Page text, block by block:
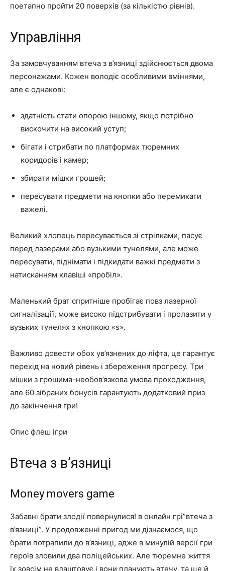
поетапно пройти 20 поверхів (за кількістю рівнів).
Управління
За замовчуванням втеча з в’язниці здійснюється двома
персонажами. Кожен володіє особливими вміннями,
але є однакові:
здатність стати опорою іншому, якщо потрібно
вискочити на високий уступ;
бігати і стрибати по платформах тюремних
коридорів і камер;
збирати мішки грошей;
пересувати предмети на кнопки або перемикати
важелі.
Великий хлопець пересувається зі стрілками, пасує
перед лазерами або вузькими тунелями, але може
пересувати, піднімати і підкидати важкі предмети з
натисканням клавіші «пробіл».
Маленький брат спритніше пробігає повз лазерної
сигналізації, може високо підстрибувати і пролазити у
вузьких тунелях з кнопкою «s».
Важливо довести обох ув’язнених до ліфта, це гарантує
перехід на новий рівень і збереження прогресу. Три
мішки з грошима-необов’язкова умова проходження,
але 60 зібраних бонусів гарантують додатковий приз
до закінчення гри!
Опис флеш ігри
Втеча з в’язниці
Money movers game
Забавні брати злодії повернулися! в онлайн грі”втеча з
в’язниці”. У продовженні пригод ми дізнаємося, що
брати потрапили до в’язниці, адже в минулій версії гри
героїв зловили два поліцейських. Але тюремне життя
їх зовсім не влаштовує і вони планують втечу, та ще й